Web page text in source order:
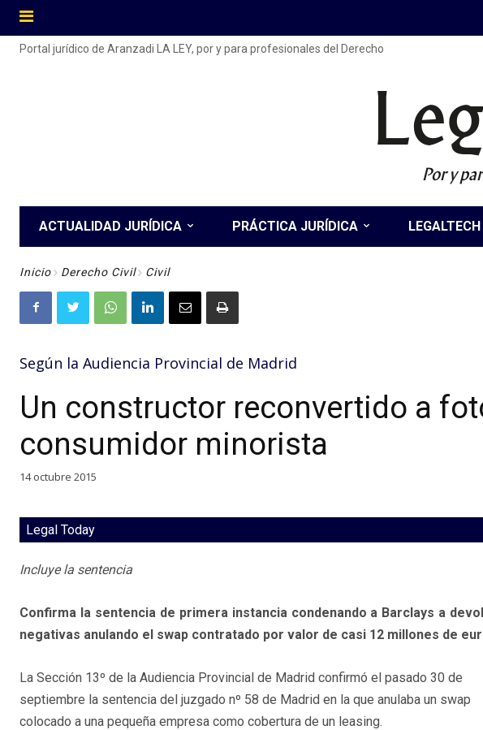
Portal jurídico de Aranzadi LA LEY, por y para profesionales del Derecho
Por y
ACTUALIDAD JURÍDICA PRÁCTICA JURÍDICA LEGALTECH
Inicio Derecho Civil Civil
Según la Audiencia Provincial de Madrid
Un constructor reconvertido a
consumidor minorista
14 octubre 2015
Legal Today
Incluye la sentencia
Confirma la sentencia de primera instancia condenando a Barclays a
negativas anulando el swap contratado por valor de casi 12 millones de
La Sección 13º de la Audiencia Provincial de Madrid confirmó el pasado 30 de
septiembre la sentencia del juzgado nº 58 de Madrid en la que anulaba un swap
colocado a una pequeña empresa como cobertura de un leasing.